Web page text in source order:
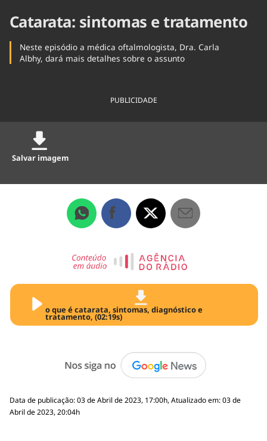
Catarata: sintomas e tratamento
Neste episódio a médica oftalmologista, Dra. Carla
Albhy, dará mais detalhes sobre o assunto
PUBLICIDADE
Salvar imagem
o que é catarata, sintomas, diagnóstico e
tratamento, (02:19s)
Data de publicação: 03 de Abril de 2023, 17:00h, Atualizado em: 03 de
Abril de 2023, 20:04h